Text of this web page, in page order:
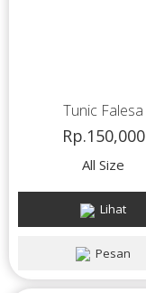
Tunic Falesa
Rp.150,000
All Size
Pesan
Lihat